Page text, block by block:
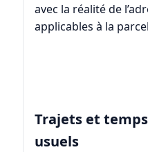
avec la réalité de
applicables à la
Trajets et
usuels